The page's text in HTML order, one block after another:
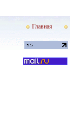
Главная